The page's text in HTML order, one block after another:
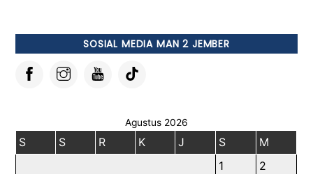
SOSIAL MEDIA MAN 2 JEMBER
Agustus 2026
S S R K J S
M
1
2